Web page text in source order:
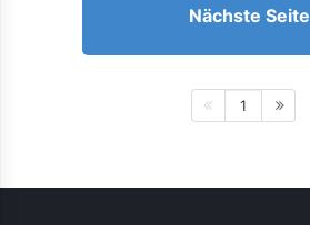
Nächste Seite
1